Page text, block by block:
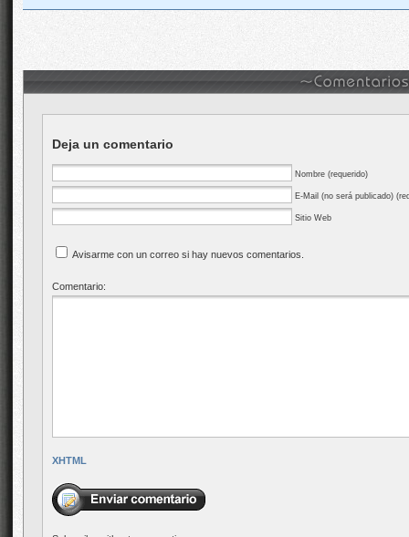
Deja un comentario
Nombre (requerido)
E-Mail (no será publicado)
Sitio Web
Avisarme con un correo si hay nuevos comentarios.
Comentario:
XHTML